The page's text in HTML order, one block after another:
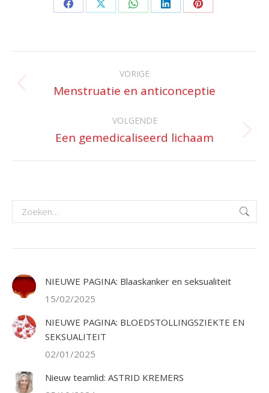
Deel
Facebook
Deel
X
Deel
WhatsApp
Deel
LinkedIn
Deel
Pinterest
Bericht
navigatie VORIGE
Vorig
Menstruatie en anticonceptie
VOLGENDE
Volgend
Een gemedicaliseerd lichaam
Zoeken:
NIEUWE PAGINA: Blaaskanker en seksualiteit
15/02/2025
NIEUWE PAGINA: BLOEDSTOLLINGSZIEKTE EN
SEKSUALITEIT
02/01/2025
Nieuw teamlid: ASTRID KREMERS